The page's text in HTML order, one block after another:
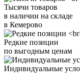
Тысячи товаров
в наличии на складе
в Кемерово
Редкие позиции
по выгодным ценам
Индивидуальные